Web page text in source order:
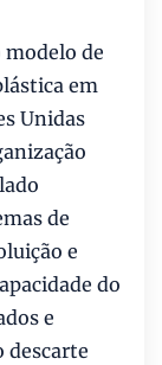
de
em
Unidas
de
e
do
e
descarte